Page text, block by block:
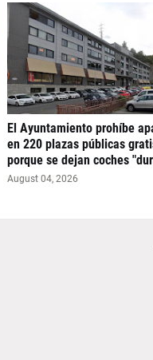
El Ayuntamiento prohíbe
en 220 plazas públicas
porque se dejan coches
August 04, 2026